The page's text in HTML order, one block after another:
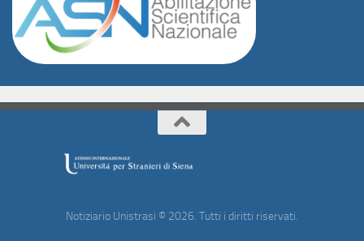
Notiziario Unistrasi © 2026. Tutti i diritti riservati.